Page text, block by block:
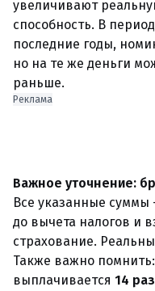
увеличивают
способность. В
последние годы,
но на те же деньги
раньше.
Реклама
Важное уточнение:
Все указанные суммы
до вычета налогов и
страхование.
Также важно
выплачивается 14